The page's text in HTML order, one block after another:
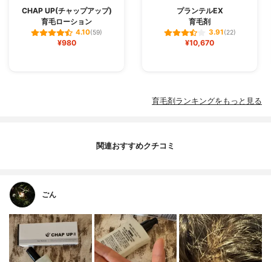
CHAP UP(チャップアップ)
育毛ローション
4.10(59)
¥980
プランテルEX
育毛剤
3.91(22)
¥10,670
育毛剤ランキングをもっと見る
関連おすすめクチコミ
ごん